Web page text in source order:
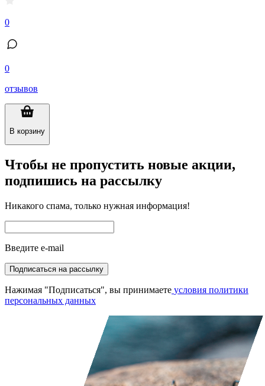
0
0
отзывов
В корзину
Чтобы не пропустить новые акции,
подпишись на рассылку
Никакого спама, только нужная информация!
Введите e-mail
Подписаться на рассылку
Нажимая "Подписаться", вы принимаете условия политики
персональных данных